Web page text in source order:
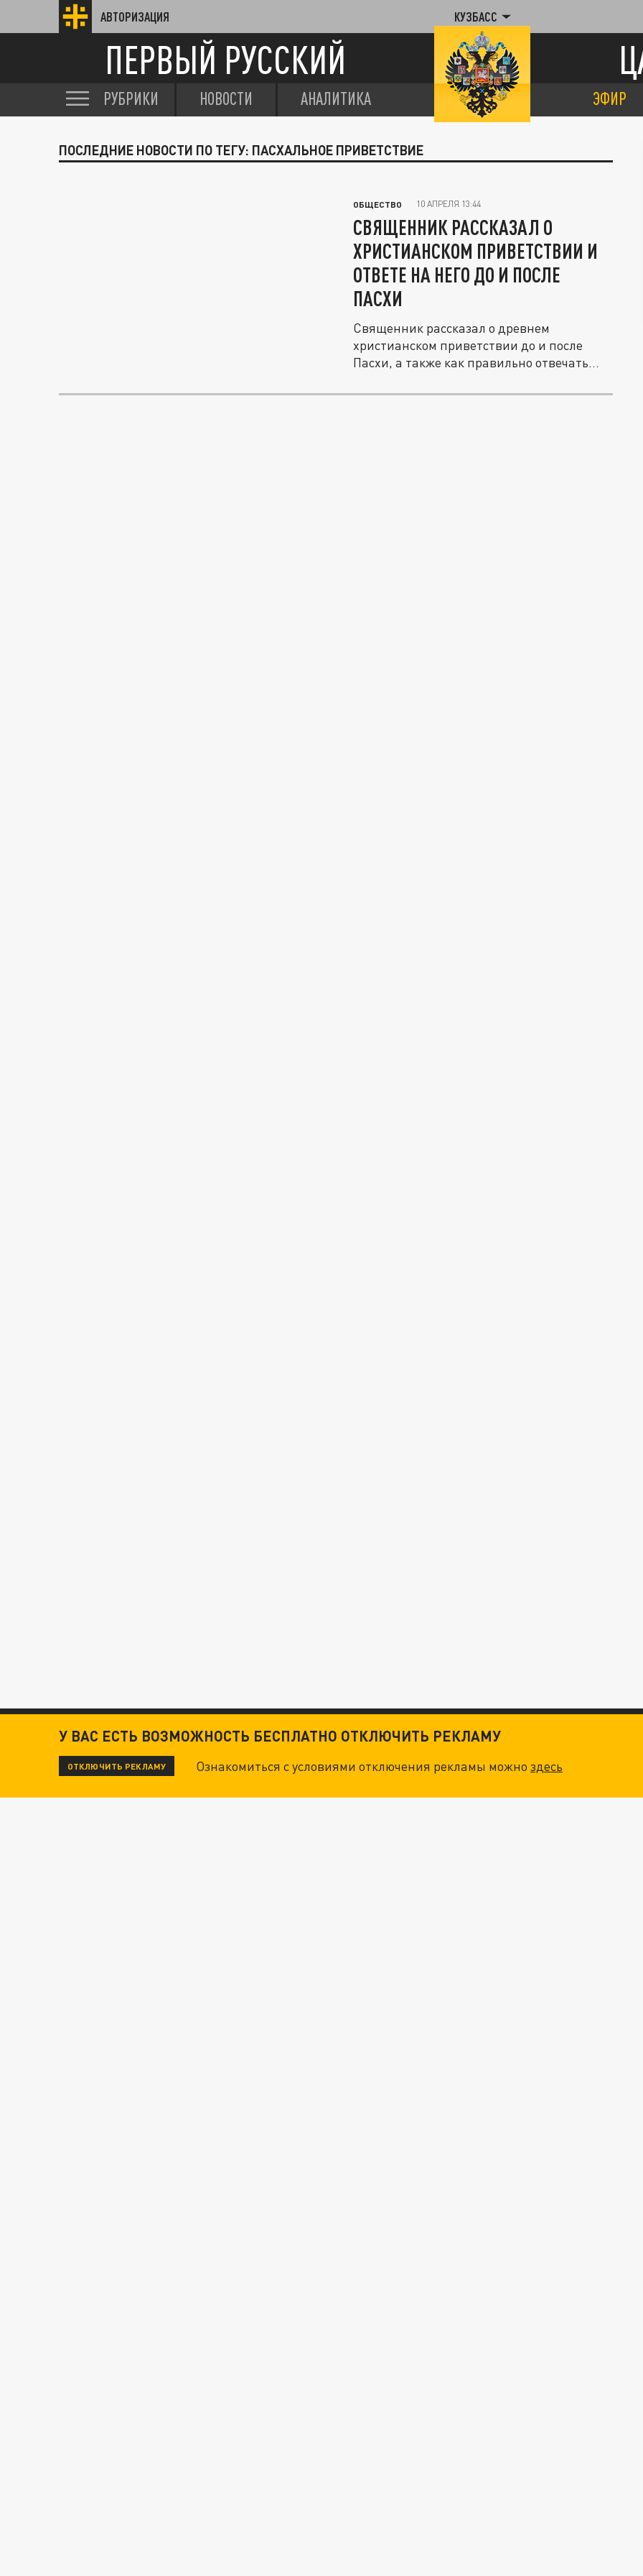
АВТОРИЗАЦИЯ КУЗБАСС
ПЕРВЫЙ РУССКИЙ
РУБРИКИ НОВОСТИ АНАЛИТИКА ЭФИР
ПОСЛЕДНИЕ НОВОСТИ ПО ТЕГУ: ПАСХАЛЬНОЕ ПРИВЕТСТВИЕ
ОБЩЕСТВО 10 АПРЕЛЯ 13:44
СВЯЩЕННИК РАССКАЗАЛ О
ХРИСТИАНСКОМ ПРИВЕТСТВИИ И
ОТВЕТЕ НА НЕГО ДО И ПОСЛЕ
ПАСХИ
Священник рассказал о древнем
христианском приветствии до и после
Пасхи, а также как правильно отвечать
У ВАС ЕСТЬ ВОЗМОЖНОСТЬ БЕСПЛАТНО ОТКЛЮЧИТЬ РЕКЛАМУ
ОТКЛЮЧИТЬ РЕКЛАМУ Ознакомиться с условиями отключения рекламы можноздесь